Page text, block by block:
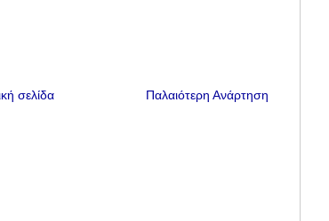
Παλαιότερη Ανάρτηση
σελίδα